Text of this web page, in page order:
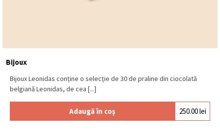
Bijoux
Bijoux Leonidas conține o selecție de 30 de praline din ciocolată
belgiană Leonidas, de cea [...]
Adaugă în coș 250.00lei